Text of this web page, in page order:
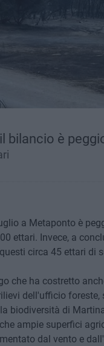
bilancio è
a Metaponto è
ettari. Invece, a
circa 45 ettari di
che ha costretto
dell'ufficio
biodiversità di
ampie superfici
dal vento e